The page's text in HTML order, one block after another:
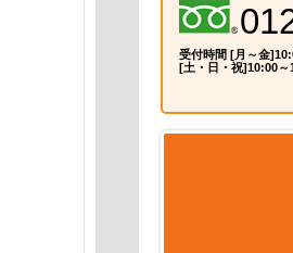
受付時間 [月～金
[土・日・祝]10:00～